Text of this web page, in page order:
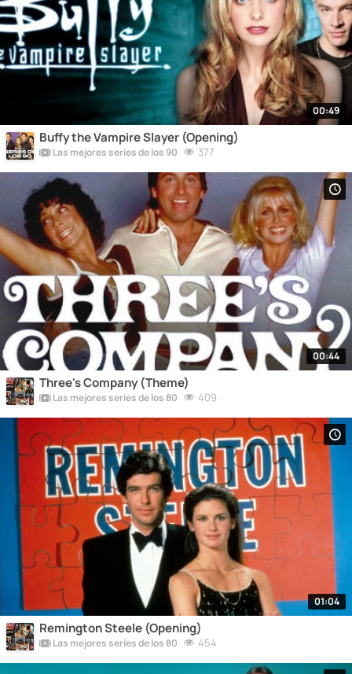
00:49
Buffy the Vampire Slayer (Opening)
Las mejores series de los 90 377
00:44
Three's Company (Theme)
Las mejores series de los 80 409
01:04
Remington Steele (Opening)
Las mejores series de los 80 454